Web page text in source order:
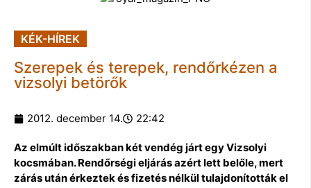
KÉK-HÍREK
Szerepek és terepek, rendőrkézen a
vizsolyi betörők
2012. december 14. 22:42
Az elmúlt időszakban két vendég járt egy Vizsolyi
kocsmában. Rendőrségi eljárás azért lett belőle, mert
zárás után érkeztek és fizetés nélkül tulajdonították el